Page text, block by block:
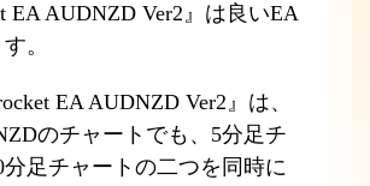
EA AUDNZD Ver2』は良いEA
。
EA AUDNZD Ver2』は、
のチャートでも、5分足チ
分足チャートの二つを同時に